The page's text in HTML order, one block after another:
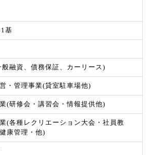
基
般融資、債務保証、カーリース)
・管理事業(貸室駐車場他)
(研修会・講習会・情報提供他)
(各種レクリエーション大会・社員教
康管理・他)